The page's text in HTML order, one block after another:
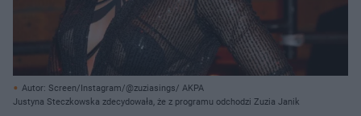
Autor: Screen/Instagram/@zuziasings/ AKPA
Justyna Steczkowska zdecydowała, że z programu odchodzi Zuzia Janik